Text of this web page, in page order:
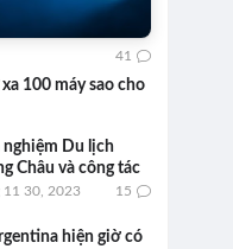
100 máy sao cho
41
nghiệm Du lịch
Châu và công tác
11 30, 2023 15
hiện giờ có